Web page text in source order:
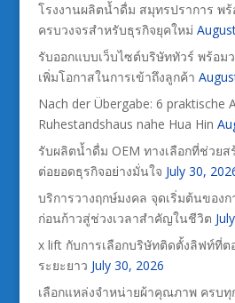
โรงงานผลิตน้ำดื่ม สมุทรปราการ พ
ครบวงจรสำหรับธุรกิจยุคใหม่
รับออกแบบเว็บไซต์บริษัททัวร์ พร้อมว
เพิ่มโอกาสในการเข้าถึงลูกค้า
Nach der Übergabe: 6 praktische
Ruhestandshaus nahe Hua Hin
รับผลิตน้ำดื่ม OEM ทางเลือกที่ช่วย
ต่อยอดธุรกิจอย่างมั่นใจ July 30,
บริการวางฤกษ์มงคล จุดเริ่มต้นของ
ก่อนก้าวสู่ช่วงเวลาสำคัญในชีวิต
x lift กับการเลือกบริษัทติดตั้งลิฟท์ที่ต
ระยะยาว July 30, 2026
เลือกแหล่งจำหน่ายผ้าคุณภาพ ครบทุ